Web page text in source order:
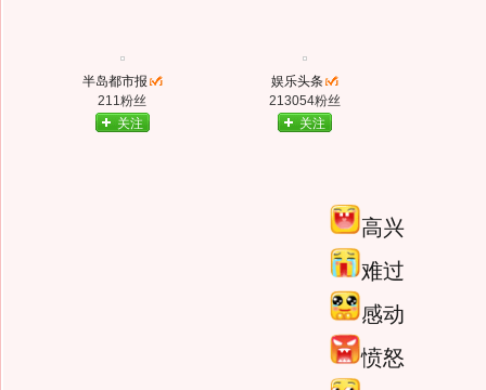
半岛都市报
211粉丝
关注
娱乐头条
213054粉丝
关注
高兴
难过
感动
愤怒